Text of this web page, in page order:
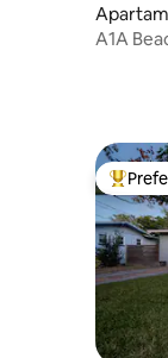
e
A1A
Entre